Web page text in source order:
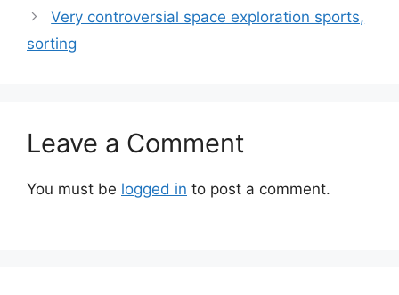
Very controversial space exploration sports,
sorting
Leave a Comment
You must be logged in to post a comment.